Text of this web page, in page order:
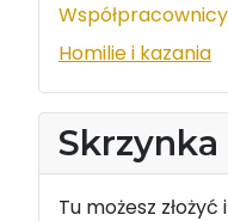
Współpracownicy
Homilie i kazania
Tu możesz